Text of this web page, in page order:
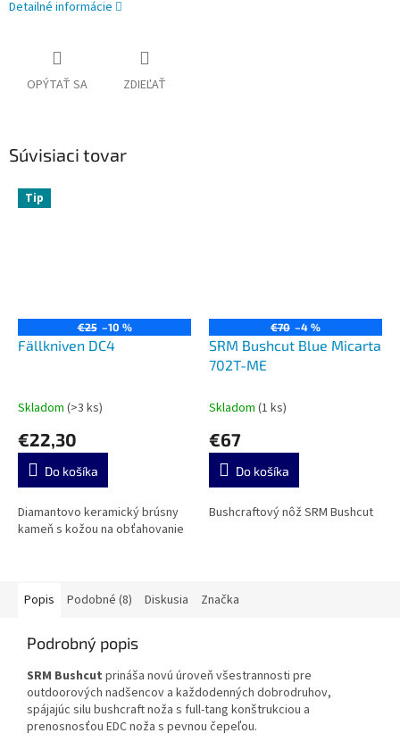
Detailné informácie
OPÝTAŤ SA ZDIEĽAŤ
Súvisiaci tovar
Tip
€25 –10 %
Fällkniven DC4
Skladom (>3 ks)
€22,30
Do košíka
Diamantovo keramický brúsny
kameň s kožou na obťahovanie
€70 –4 %
SRM Bushcut Blue Micarta
702T-ME
Skladom (1 ks)
€67
Do košíka
Bushcraftový nôž SRM Bushcut
Popis Podobné (8) Diskusia Značka
Podrobný popis
SRM Bushcut prináša novú úroveň všestrannosti pre
outdoorových nadšencov a každodenných dobrodruhov,
spájajúc silu bushcraft noža s full-tang konštrukciou a
prenosnosťou EDC noža s pevnou čepeľou.